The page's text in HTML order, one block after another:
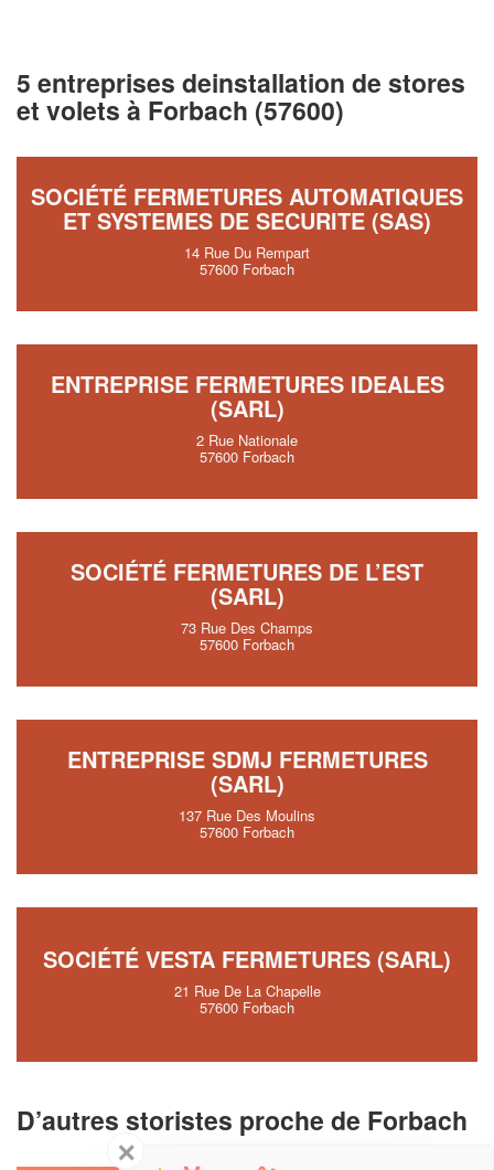
5 entreprises deinstallation de stores
et volets à Forbach (57600)
SOCIÉTÉ FERMETURES AUTOMATIQUES
ET SYSTEMES DE SECURITE (SAS)
14 Rue Du Rempart
57600 Forbach
ENTREPRISE FERMETURES IDEALES
(SARL)
2 Rue Nationale
57600 Forbach
SOCIÉTÉ FERMETURES DE L’EST
(SARL)
73 Rue Des Champs
57600 Forbach
ENTREPRISE SDMJ FERMETURES
(SARL)
137 Rue Des Moulins
57600 Forbach
SOCIÉTÉ VESTA FERMETURES (SARL)
21 Rue De La Chapelle
57600 Forbach
D’autres storistes proche de Forbach
✕